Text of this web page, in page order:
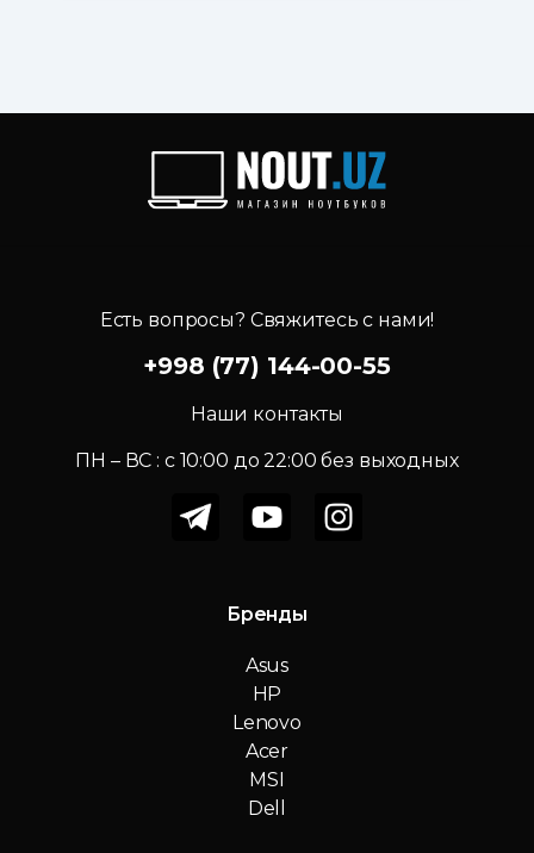
Есть вопросы? Свяжитесь с нами!
+998 (77) 144-00-55
Наши контакты
ПН – ВС : c 10:00 до 22:00 без выходных
Бренды
Asus
HP
Lenovo
Acer
MSI
Dell